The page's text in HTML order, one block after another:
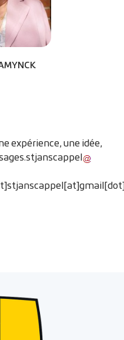
expérience, une idée,
.stjanscappel